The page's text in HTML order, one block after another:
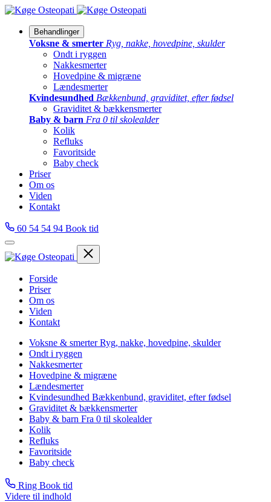
Behandlinger
Voksne & smerter Ryg, nakke, hovedpine, skulder
Ondt i ryggen
Nakkesmerter
Hovedpine & migræne
Lændesmerter
Kvindesundhed Bækkenbund, graviditet, efter fødsel
Graviditet & bækkensmerter
Baby & barn Fra 0 til skolealder
Kolik
Refluks
Favoritside
Baby check
Priser
Om os
Viden
Kontakt
60 54 54 94 Book tid
Forside
Priser
Om os
Viden
Kontakt
Voksne & smerter Ryg, nakke, hovedpine, skulder
Ondt i ryggen
Nakkesmerter
Hovedpine & migræne
Lændesmerter
Kvindesundhed Bækkenbund, graviditet, efter fødsel
Graviditet & bækkensmerter
Baby & barn Fra 0 til skolealder
Kolik
Refluks
Favoritside
Baby check
Ring Book tid
Videre til indhold